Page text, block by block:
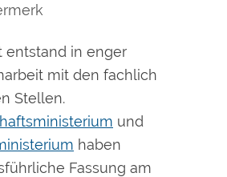
entstand in enger
mit den fachlich
Stellen.
und
haben
Fassung am